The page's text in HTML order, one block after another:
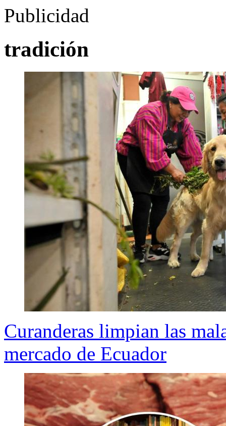
Publicidad
tradición
Curanderas limpian las
mercado de Ecuador